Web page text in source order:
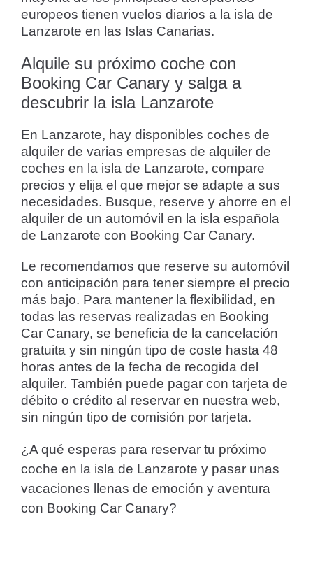
europeos tienen vuelos diarios a la isla de
Lanzarote en las Islas Canarias.
Alquile su próximo coche con
Booking Car Canary y salga a
descubrir la isla Lanzarote
En Lanzarote, hay disponibles coches de
alquiler de varias empresas de alquiler de
coches en la isla de Lanzarote, compare
precios y elija el que mejor se adapte a sus
necesidades. Busque, reserve y ahorre en el
alquiler de un automóvil en la isla española
de Lanzarote con Booking Car Canary.
Le recomendamos que reserve su automóvil
con anticipación para tener siempre el precio
más bajo. Para mantener la flexibilidad, en
todas las reservas realizadas en Booking
Car Canary, se beneficia de la cancelación
gratuita y sin ningún tipo de coste hasta 48
horas antes de la fecha de recogida del
alquiler. También puede pagar con tarjeta de
débito o crédito al reservar en nuestra web,
sin ningún tipo de comisión por tarjeta.
¿A qué esperas para reservar tu próximo
coche en la isla de Lanzarote y pasar unas
vacaciones llenas de emoción y aventura
con Booking Car Canary?